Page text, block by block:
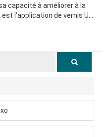
capacité à améliorer à la
l’application de vernis UV.
le concept de vernis UV
impact sur la qualité